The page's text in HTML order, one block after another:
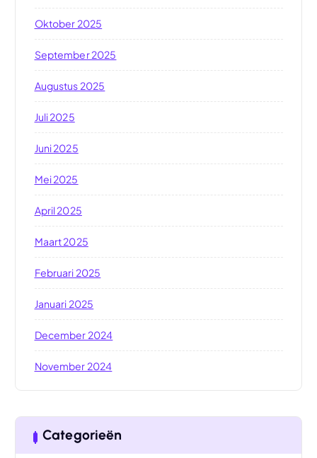
Oktober 2025
September 2025
Augustus 2025
Juli 2025
Juni 2025
Mei 2025
April 2025
Maart 2025
Februari 2025
Januari 2025
December 2024
November 2024
Categorieën